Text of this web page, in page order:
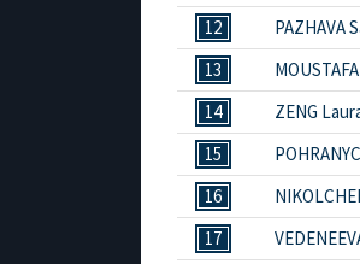
12
PAZHAVA
13
14
ZENG
15
16
17